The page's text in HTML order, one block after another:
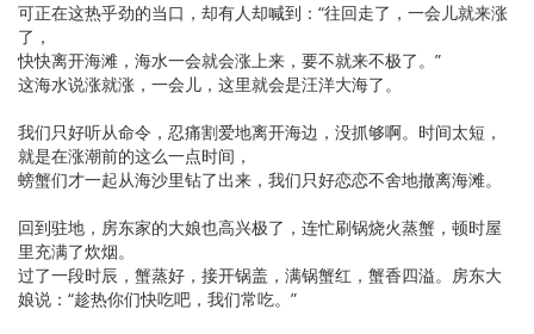
可正在这热乎劲的当口，却有人却喊到：“往回走了，一会儿就来涨
了，
快快离开海滩，海水一会就会涨上来，要不就来不极了。”
这海水说涨就涨，一会儿，这里就会是汪洋大海了。
我们只好听从命令，忍痛割爱地离开海边，没抓够啊。时间太短，
就是在涨潮前的这么一点时间，
螃蟹们才一起从海沙里钻了出来，我们只好恋恋不舍地撤离海滩。
回到驻地，房东家的大娘也高兴极了，连忙刷锅烧火蒸蟹，顿时屋
里充满了炊烟。
过了一段时辰，蟹蒸好，接开锅盖，满锅蟹红，蟹香四溢。房东大
娘说：“趁热你们快吃吧，我们常吃。”